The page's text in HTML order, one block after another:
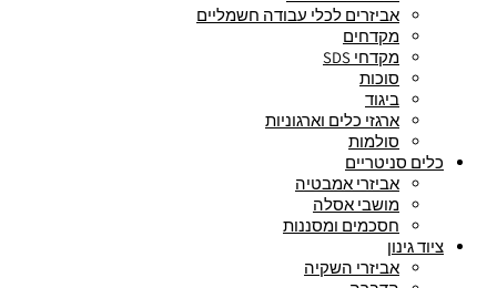
אביזרים לכלי עבודה חשמליים
מקדחים
מקדחי SDS
סוכות
ביגוד
ארגזי כלים וארגוניות
סולמות
כלים סניטריים
אביזרי אמבטיה
מושבי אסלה
חסכמים ומסננות
ציוד גינון
אביזרי השקיה